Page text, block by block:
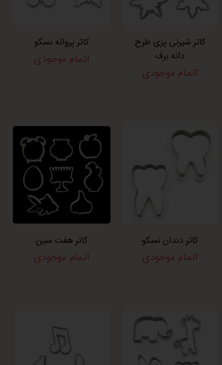
کاتر شیرنی پزی طرح
دانه برف
اتمام موجودی
کاتر پروانه نسکو
اتمام موجودی
کاتر دندان نسکو
اتمام موجودی
کاتر هفت سین
اتمام موجودی